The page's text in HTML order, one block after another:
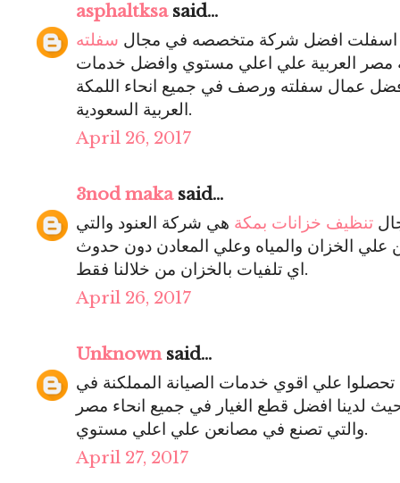
asphaltksasaid...
اسفلت افضل شركة متخصصه في مجال سفلته
مصر العربية علي اعلي مستوي وافضل خدمات
عمال سفلته ورصف في جميع انحاء اللمكة
العربية السعودية.
April 26, 2017
3nod makasaid...
تنظيف خزانات بمكة هي شركة العنود والتي
الخزان والمياه وعلي المعادن دون حدوث
اي تلفيات بالخزان من خلالنا فقط.
April 26, 2017
Unknownsaid...
علي اقوي خدمات الصيانة المملكنة في
لدينا افضل قطع الغيار في جميع انحاء مصر
والتي تصنع في مصانعن علي اعلي مستوي.
April 27, 2017